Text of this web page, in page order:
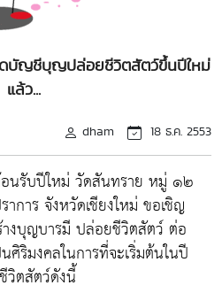
บัญชีบุญปล่อยชีวิตสัตว์ขึ้นปีใหม่
แล้ว...
dham 18 ธ.ค. 2553
อนรับปีใหม่ วัดสันทราย หมู่ ๑๒
การ จังหวัดเชียงใหม่ ขอเชิญ
งบุญบารมี ปล่อยชีวิตสัตว์ ต่อ
ศิริมงคลในการที่จะเริ่มต้นในปี
วิตสัตว์ดังนี้